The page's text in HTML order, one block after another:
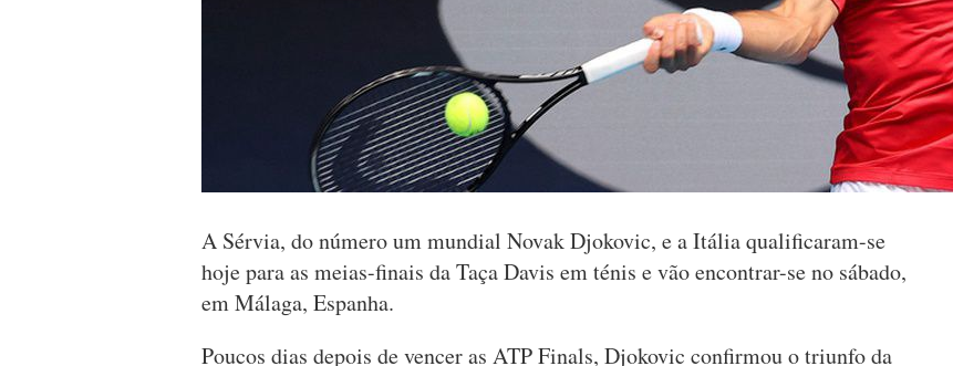
A Sérvia, do número um mundial Novak Djokovic, e a Itália qualificaram-se
hoje para as meias-finais da Taça Davis em ténis e vão encontrar-se no sábado,
em Málaga, Espanha.
Poucos dias depois de vencer as ATP Finals, Djokovic confirmou o triunfo da